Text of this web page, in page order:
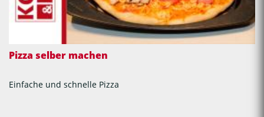
Pizza selber machen
Einfache und schnelle Pizza